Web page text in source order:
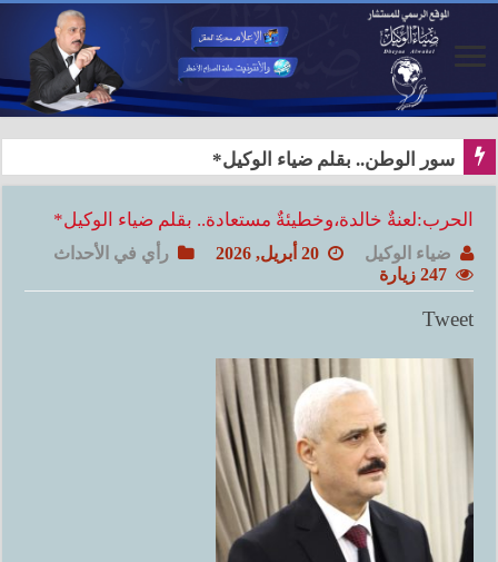
سور الوطن.. بقلم ضياء الوكيل*
الحرب:لعنةٌ خالدة،وخطيئةٌ مستعادة.. بقلم ضياء الوكيل*
ضياء الوكيل 20 أبريل, 2026
رأي في الأحداث
247 زيارة
Tweet